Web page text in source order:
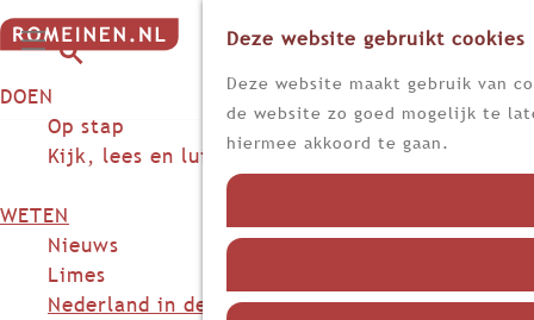
Deze website gebruikt cookies
Deze website maakt gebruik van
de website zo goed mogelijk te
hiermee akkoord te gaan.
G
n
d
e
e
k
DOEN
Op stap
Kijk, lees en luister
WETEN
Nieuws
Limes
Nederland in de Romeinse tijd